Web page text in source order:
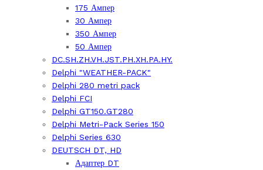
175 Ампер
30 Ампер
350 Ампер
50 Ампер
DC.SH.ZH.VH.JST.PH.XH.PA.HY.
Delphi "WEATHER-PACK"
Delphi 280 metri pack
Delphi FCI
Delphi GT150.GT280
Delphi Metri-Pack Series 150
Delphi Series 630
DEUTSCH DT, HD
Адаптер DT